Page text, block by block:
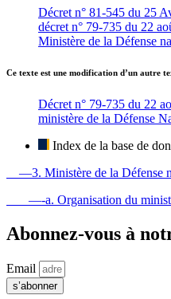
Décret n° 81-545 du 25
décret n° 79-735 du 22
Ministère de la Défense
Ce texte est une modification d’un autre
Décret n° 79-735 du 22
ministère de la Défense
Index de la base de
—3. Ministère de la Défense
—-a. Organisation du
Abonnez-vous à
Email
s’abonner